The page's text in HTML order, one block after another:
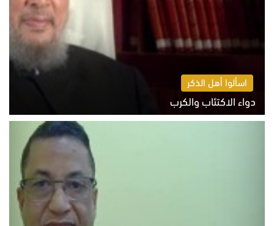
اسألوا أهل الذكر
دواء الاكتئاب والكرب
السبت 8 أغسطس 2026 10:54 ص